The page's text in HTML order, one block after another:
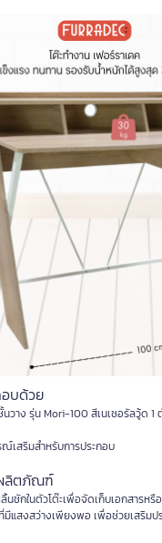
บด้วย
วาง รุ่น Mori-100 สีเนเชอรัลวู้ด 1
เสริมสำหรับการประกอบ
ลิตภัณฑ์
นชักในตัวโต๊ะเพื่อจัดเก็บเอกสารห
มีแสงสว่างเพียงพอ เพื่อช่วยเสริม